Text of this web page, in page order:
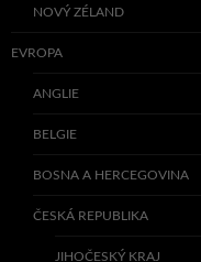
NOVÝ ZÉLAND
EVROPA
ANGLIE
BELGIE
BOSNA A HERCEGOVINA
ČESKÁ REPUBLIKA
JIHOČESKÝ KRAJ